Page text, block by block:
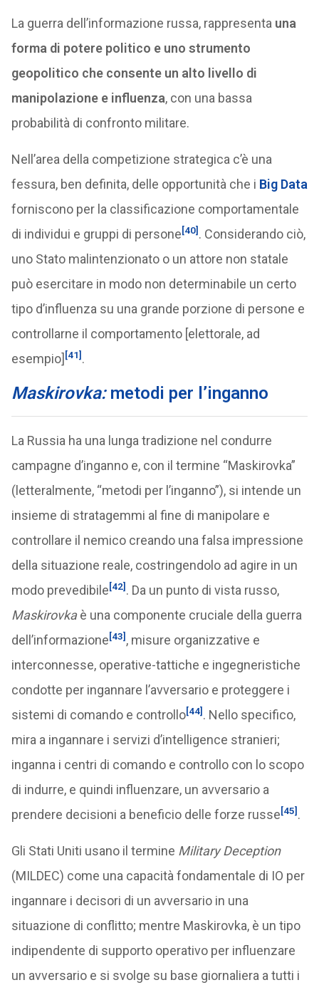
La guerra dell’informazione russa, rappresenta una
forma di potere politico e uno strumento
geopolitico che consente un alto livello di
manipolazione e influenza, con una bassa
probabilità di confronto militare.
Nell’area della competizione strategica c’è una
fessura, ben definita, delle opportunità che i Big Data
forniscono per la classificazione comportamentale
di individui e gruppi di persone[40] . Considerando ciò,
uno Stato malintenzionato o un attore non statale
può esercitare in modo non determinabile un certo
tipo d’influenza su una grande porzione di persone e
controllarne il comportamento [elettorale, ad
esempio] [41] .
Maskirovka:metodi per l’inganno
La Russia ha una lunga tradizione nel condurre
campagne d’inganno e, con il termine “Maskirovka”
(letteralmente, “metodi per l’inganno”), si intende un
insieme di stratagemmi al fine di manipolare e
controllare il nemico creando una falsa impressione
della situazione reale, costringendolo ad agire in un
modo prevedibile[42] . Da un punto di vista russo,
Maskirovkaè una componente cruciale della guerra
dell’informazione[43] , misure organizzative e
interconnesse, operative-tattiche e ingegneristiche
condotte per ingannare l’avversario e proteggere i
sistemi di comando e controllo[44] . Nello specifico,
mira a ingannare i servizi d’intelligence stranieri;
inganna i centri di comando e controllo con lo scopo
di indurre, e quindi influenzare, un avversario a
prendere decisioni a beneficio delle forze russe[45] .
Gli Stati Uniti usano il termine Military Deception
(MILDEC) come una capacità fondamentale di IO per
ingannare i decisori di un avversario in una
situazione di conflitto; mentre Maskirovka, è un tipo
indipendente di supporto operativo per influenzare
un avversario e si svolge su base giornaliera a tutti i